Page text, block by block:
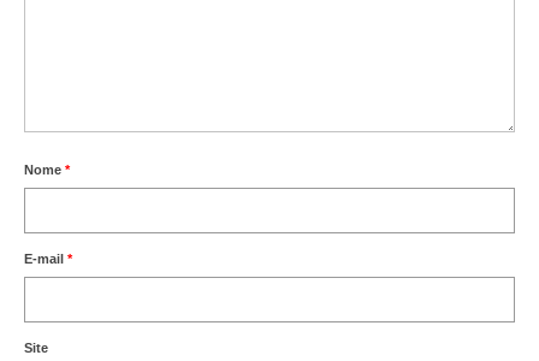
Nome *
E-mail *
Site